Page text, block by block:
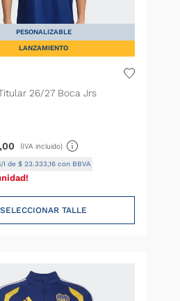
LANZAMIENTO
PESONALIZABLE
26/27 Boca Jrs
,00 (IVA incluido)
I de$ 23.333,16 con BBVA
SELECCIONAR TALLE